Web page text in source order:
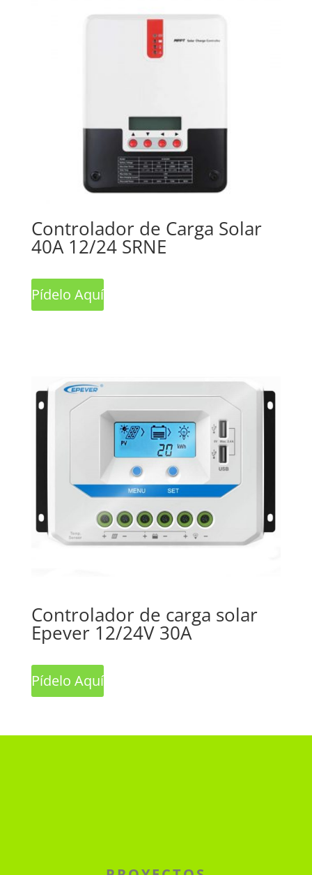
Controlador de Carga Solar
40A 12/24 SRNE
Pídelo Aquí
Controlador de carga solar
Epever 12/24V 30A
Pídelo Aquí